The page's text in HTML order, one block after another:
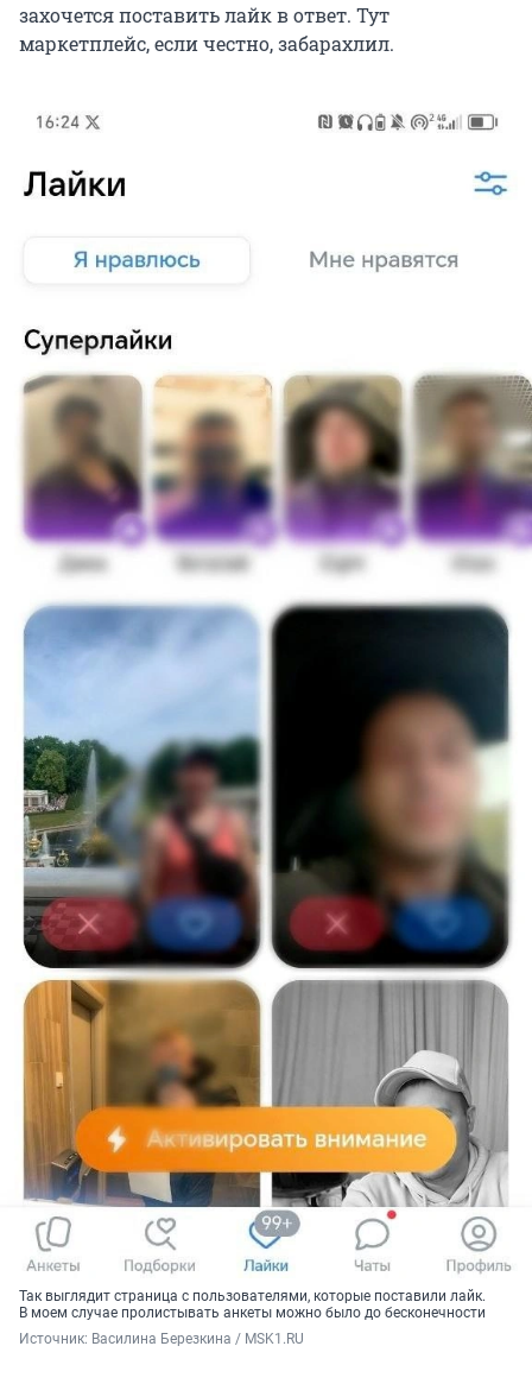
захочется поставить лайк в ответ. Тут
маркетплейс, если честно, забарахлил.
Так выглядит страница с пользователями, которые поставили лайк.
В моем случае пролистывать анкеты можно было до бесконечности
Источник: Василина Березкина / MSK1.RU